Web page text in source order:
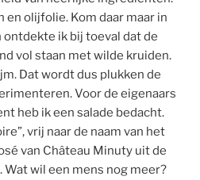
en olijfolie. Kom daar maar in
ik bij toeval dat de
vol staan met wilde kruiden.
Dat wordt dus plukken de
Voor de eigenaars
heb ik een salade bedacht.
vrij naar de naam van het
van Château Minuty uit de
Wat wil een mens nog meer?